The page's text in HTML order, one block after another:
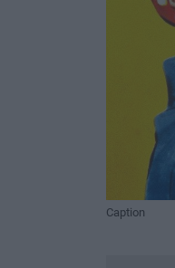
Caption